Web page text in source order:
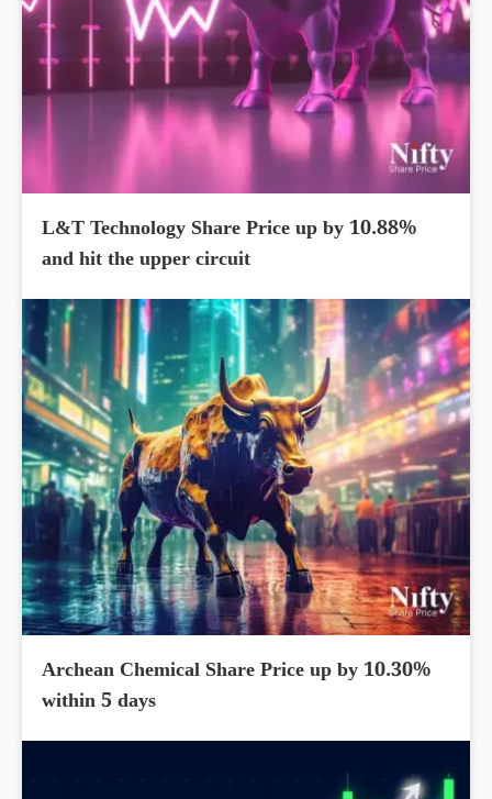
L&T Technology Share Price up by 10.88%
and hit the upper circuit
Archean Chemical Share Price up by 10.30%
within 5 days